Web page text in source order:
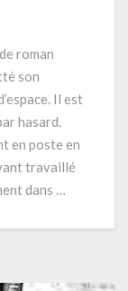
roman
son
Il est
hasard.
en poste en
travaillé
dans …